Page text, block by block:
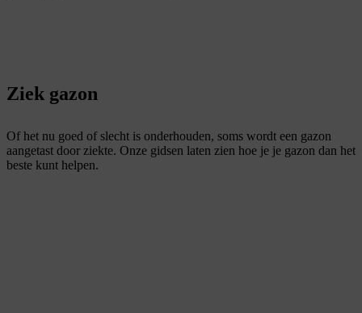
Ziek gazon
Of het nu goed of slecht is onderhouden, soms wordt een gazon
aangetast door ziekte. Onze gidsen laten zien hoe je je gazon dan het
beste kunt helpen.